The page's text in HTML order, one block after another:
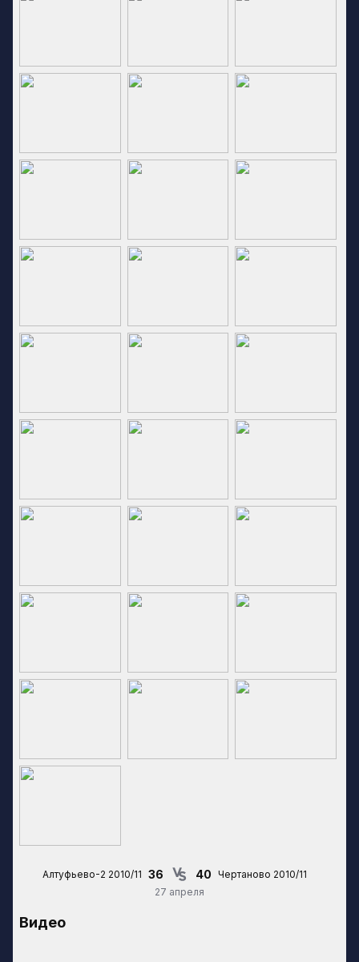
27 апреля
Алтуфьево-2 2010/11 36 40 Чертаново 2010/11
Видео